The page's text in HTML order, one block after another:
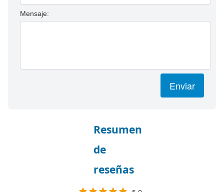
Mensaje:
Enviar
Resumen
de
reseñas